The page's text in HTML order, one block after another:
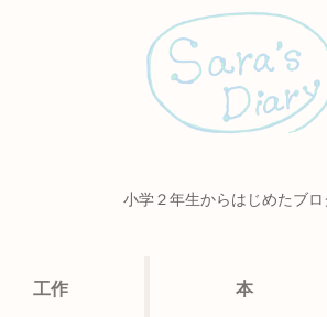
小学２年生からはじめたブロ
工作 本